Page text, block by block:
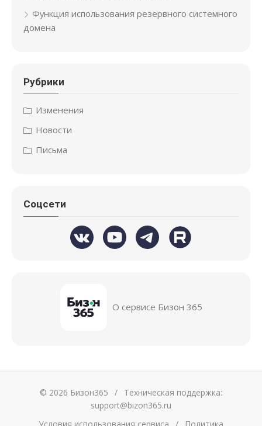
Функция использования резервного системного
домена
Рубрики
Изменения
Новости
Письма
Соцсети
О сервисе Бизон 365
© 2026 Бизон365 /
Техническая поддержка:
support@bizon365.ru